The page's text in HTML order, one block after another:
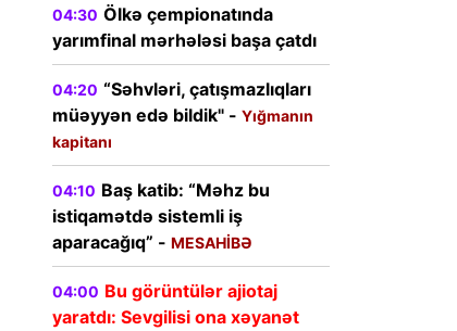
04:30 Ölkə çempionatında
yarımfinal mərhələsi başa çatdı
04:20 “Səhvləri, çatışmazlıqları
müəyyən edə bildik" - Yığmanın
kapitanı
04:10 Baş katib: “Məhz bu
istiqamətdə sistemli iş
aparacağıq” - MESAHİBƏ
04:00 Bu görüntülər ajiotaj
yaratdı: Sevgilisi ona xəyanət